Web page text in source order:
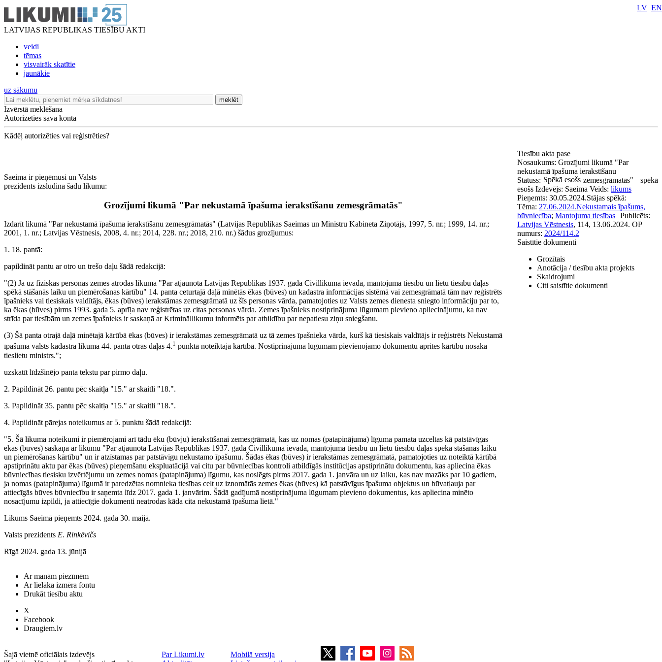
LATVIJAS REPUBLIKAS TIESĪBU AKTI
veidi
tēmas
visvairāk skatītie
jaunākie
LV EN
uz sākumu
meklēt
Izvērstā meklēšana
Autorizēties savā kontā
Kādēļ autorizēties vai reģistrēties?
Saeima ir pieņēmusi un Valsts
prezidents izsludina šādu likumu:
Grozījumi likumā "Par nekustamā īpašuma ierakstīšanu zemesgrāmatās"
Izdarīt likumā "Par nekustamā īpašuma ierakstīšanu zemesgrāmatās" (Latvijas Republikas Saeimas un Ministru Kabineta Ziņotājs, 1997, 5. nr.; 1999, 14. nr.;
2001, 1. nr.; Latvijas Vēstnesis, 2008, 4. nr.; 2014, 228. nr.; 2018, 210. nr.) šādus grozījumus:
1. 18. pantā:
papildināt pantu ar otro un trešo daļu šādā redakcijā:
"(2) Ja uz fiziskās personas zemes atrodas likuma "Par atjaunotā Latvijas Republikas 1937. gada Civillikuma ievada, mantojuma tiesību un lietu tiesību daļas
spēkā stāšanās laiku un piemērošanas kārtību" 14. panta ceturtajā daļā minētās ēkas (būves) un kadastra informācijas sistēmā vai zemesgrāmatā tām nav reģistrēts
īpašnieks vai tiesiskais valdītājs, ēkas (būves) ierakstāmas zemesgrāmatā uz šīs personas vārda, pamatojoties uz Valsts zemes dienesta sniegto informāciju par to,
ka ēkas (būves) pirms 1993. gada 5. aprīļa nav reģistrētas uz citas personas vārda. Zemes īpašnieks nostiprinājuma lūgumam pievieno apliecinājumu, ka nav
strīda par tiesībām un zemes īpašnieks ir saskaņā ar Krimināllikumu informēts par atbildību par nepatiesu ziņu sniegšanu.
(3) Šā panta otrajā daļā minētajā kārtībā ēkas (būves) ir ierakstāmas zemesgrāmatā uz tā zemes īpašnieka vārda, kurš kā tiesiskais valdītājs ir reģistrēts Nekustamā
īpašuma valsts kadastra likuma 44. panta otrās daļas 4.1 punktā noteiktajā kārtībā. Nostiprinājuma lūgumam pievienojamo dokumentu aprites kārtību nosaka
tieslietu ministrs.";
uzskatīt līdzšinējo panta tekstu par pirmo daļu.
2. Papildināt 26. pantu pēc skaitļa "15." ar skaitli "18.".
3. Papildināt 35. pantu pēc skaitļa "15." ar skaitli "18.".
4. Papildināt pārejas noteikumus ar 5. punktu šādā redakcijā:
"5. Šā likuma noteikumi ir piemērojami arī tādu ēku (būvju) ierakstīšanai zemesgrāmatā, kas uz nomas (patapinājuma) līguma pamata uzceltas kā patstāvīgas
ēkas (būves) saskaņā ar likumu "Par atjaunotā Latvijas Republikas 1937. gada Civillikuma ievada, mantojuma tiesību un lietu tiesību daļas spēkā stāšanās laiku
un piemērošanas kārtību" un ir atzīstamas par patstāvīgu nekustamo īpašumu. Šādas ēkas (būves) ir ierakstāmas zemesgrāmatā, pamatojoties uz noteiktā kārtībā
apstiprinātu aktu par ēkas (būves) pieņemšanu ekspluatācijā vai citu par būvniecības kontroli atbildīgās institūcijas apstiprinātu dokumentu, kas apliecina ēkas
būvniecības tiesisku izvērtējumu un zemes nomas (patapinājuma) līgumu, kas noslēgts pirms 2017. gada 1. janvāra un uz laiku, kas nav mazāks par 10 gadiem,
ja nomas (patapinājuma) līgumā ir paredzētas nomnieka tiesības celt uz iznomātās zemes ēkas (būves) kā patstāvīgus īpašuma objektus un būvatļauja par
attiecīgās būves būvniecību ir saņemta līdz 2017. gada 1. janvārim. Šādā gadījumā nostiprinājuma lūgumam pievieno dokumentus, kas apliecina minēto
nosacījumu izpildi, ja attiecīgie dokumenti neatrodas kāda cita nekustamā īpašuma lietā."
Likums Saeimā pieņemts 2024. gada 30. maijā.
Valsts prezidents E. Rinkēvičs
Rīgā 2024. gada 13. jūnijā
Tiesību akta pase
Nosaukums: Grozījumi likumā "Par
nekustamā īpašuma ierakstīšanu
zemesgrāmatās"
Statuss: Spēkā esošs
spēkā
esošs Izdevējs: Saeima Veids: likums
Pieņemts: 30.05.2024.Stājas spēkā:
27.06.2024.
Tēma:
Nekustamais īpašums,
būvniecība; Mantojuma tiesības Publicēts:
Latvijas Vēstnesis, 114, 13.06.2024. OP
numurs: 2024/114.2
Saistītie dokumenti
Grozītais
Anotācija / tiesību akta projekts
Skaidrojumi
Citi saistītie dokumenti
Ar manām piezīmēm
Ar lielāka izmēra fontu
Drukāt tiesību aktu
X
Facebook
Draugiem.lv
Šajā vietnē oficiālais izdevējs
Par Likumi.lv
Mobilā versija